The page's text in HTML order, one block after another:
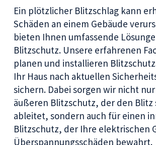
Ein plötzlicher Blitzschlag kann
Schäden an einem Gebäude
bieten Ihnen umfassende
Blitzschutz. Unsere erfahrenen
planen und installieren
Ihr Haus nach aktuellen
sichern. Dabei sorgen wir nicht
äußeren Blitzschutz, der den Blitz
ableitet, sondern auch für einen
Blitzschutz, der Ihre elektrischen
Überspannungsschäden bewahrt.